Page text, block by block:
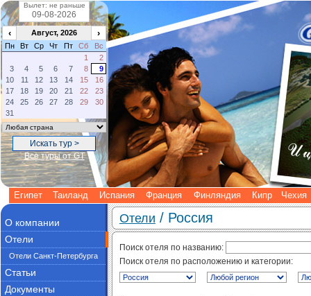
Вылет: не раньше
‹ Август, 2026 ›
Пн Вт Ср Чт Пт Сб
Вс
1
2
3
4 5 6 7 8
9
10
11 12 13 14 15
16
17
18 19 20 21 22
23
24
25 26 27 28 29
30
31
Все туры от GT
Египет Таиланд Испания Франция Финляндия Кипр Чехия
Отели / Россия
Поиск отеля по названию:
Поиск отеля по расположению и категории:
О компании
Отели
Отели Санкт-Петербурга
Статьи
Документы